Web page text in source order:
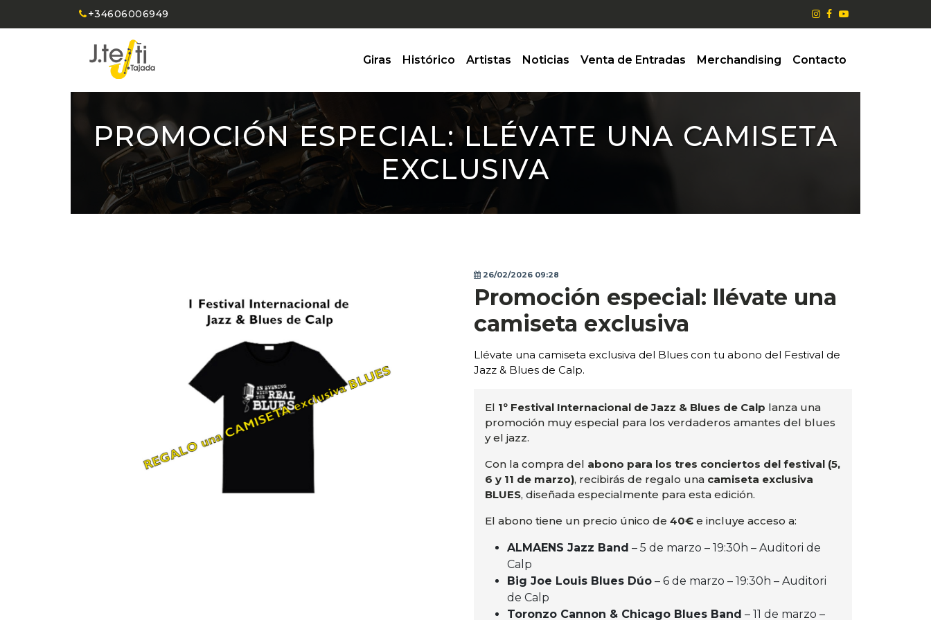
+34606006949
Giras Histórico Artistas Noticias Venta de Entradas Merchandising Contacto
PROMOCIÓN ESPECIAL: LLÉVATE UNA CAMISETA
EXCLUSIVA
26/02/2026 09:28
Promoción especial: llévate una
camiseta exclusiva
Llévate una camiseta exclusiva del Blues con tu abono del Festival de
Jazz & Blues de Calp.
El 1º Festival Internacional de Jazz & Blues de Calp lanza una
promoción muy especial para los verdaderos amantes del blues
y el jazz.
Con la compra del abono para los tres conciertos del festival (5,
6 y 11 de marzo), recibirás de regalo una camiseta exclusiva
BLUES, diseñada especialmente para esta edición.
El abono tiene un precio único de 40€ e incluye acceso a:
ALMAENS Jazz Band – 5 de marzo – 19:30h – Auditori de
Calp
Big Joe Louis Blues Dúo – 6 de marzo – 19:30h – Auditori
de Calp
Toronzo Cannon & Chicago Blues Band – 11 de marzo –